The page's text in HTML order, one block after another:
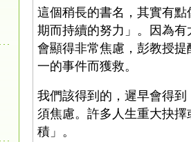
這個稍長的書名，其實有
期而持續的努力」。因為
會顯得非常焦慮，彭教授
一的事件而獲救。
我們該得到的，遲早會得
須焦慮。許多人生重大抉
積」。